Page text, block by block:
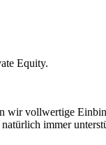
Equity.
wir vollwertige
immer